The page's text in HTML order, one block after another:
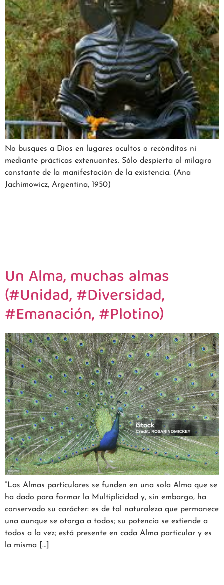
No busques a Dios en lugares ocultos o recónditos ni
mediante prácticas extenuantes. Sólo despierta al milagro
constante de la manifestación de la existencia. (Ana
Jachimowicz, Argentina, 1950)
Un Alma, muchas almas
(#Unidad, #Diversidad,
#Emanación, #Plotino)
“Las Almas particulares se funden en una sola Alma que se
ha dado para formar la Multiplicidad y, sin embargo, ha
conservado su carácter: es de tal naturaleza que permanece
una aunque se otorga a todos; su potencia se extiende a
todos a la vez; está presente en cada Alma particular y es
la misma […]